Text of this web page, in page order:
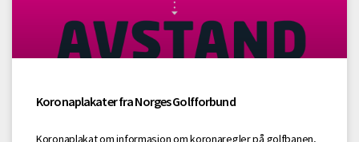
Koronaplakater fra Norges Golfforbund
Koronaplakat om informasjon om koronaregler på golfbanen,